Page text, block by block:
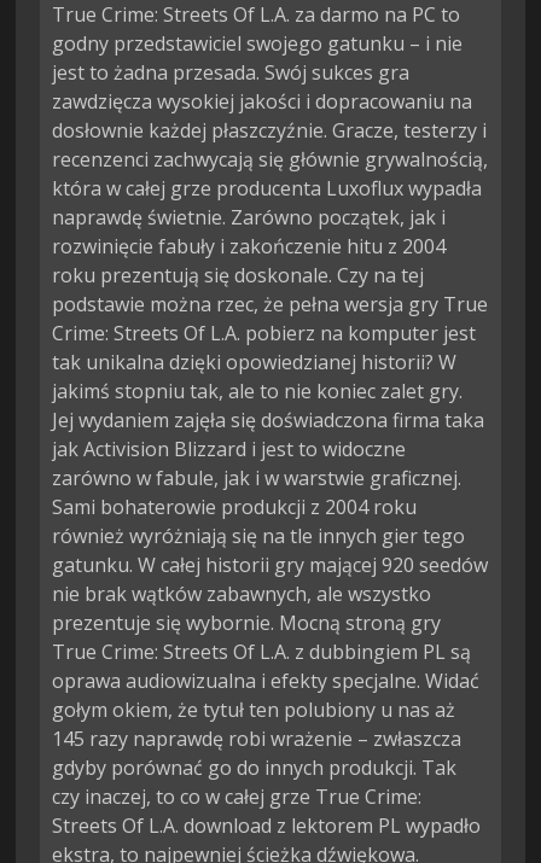
True Crime: Streets Of L.A. za darmo na PC to
godny przedstawiciel swojego gatunku – i nie
jest to żadna przesada. Swój sukces gra
zawdzięcza wysokiej jakości i dopracowaniu na
dosłownie każdej płaszczyźnie. Gracze, testerzy i
recenzenci zachwycają się głównie grywalnością,
która w całej grze producenta Luxoflux wypadła
naprawdę świetnie. Zarówno początek, jak i
rozwinięcie fabuły i zakończenie hitu z 2004
roku prezentują się doskonale. Czy na tej
podstawie można rzec, że pełna wersja gry True
Crime: Streets Of L.A. pobierz na komputer jest
tak unikalna dzięki opowiedzianej historii? W
jakimś stopniu tak, ale to nie koniec zalet gry.
Jej wydaniem zajęła się doświadczona firma taka
jak Activision Blizzard i jest to widoczne
zarówno w fabule, jak i w warstwie graficznej.
Sami bohaterowie produkcji z 2004 roku
również wyróżniają się na tle innych gier tego
gatunku. W całej historii gry mającej 920 seedów
nie brak wątków zabawnych, ale wszystko
prezentuje się wybornie. Mocną stroną gry
True Crime: Streets Of L.A. z dubbingiem PL są
oprawa audiowizualna i efekty specjalne. Widać
gołym okiem, że tytuł ten polubiony u nas aż
145 razy naprawdę robi wrażenie – zwłaszcza
gdyby porównać go do innych produkcji. Tak
czy inaczej, to co w całej grze True Crime:
Streets Of L.A. download z lektorem PL wypadło
ekstra, to najpewniej ścieżka dźwiękowa.